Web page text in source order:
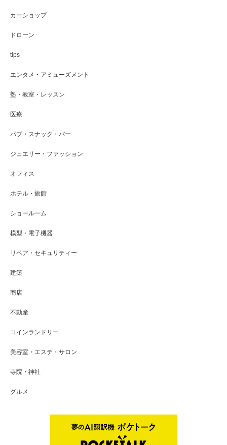
カーショップ
ドローン
tips
エンタメ・アミューズメント
塾・教室・レッスン
医療
パブ・スナック・バー
ジュエリー・ファッション
オフィス
ホテル・旅館
ショールーム
模型・電子機器
リペア・セキュリティー
建築
商店
不動産
コインランドリー
美容室・エステ・サロン
寺院・神社
グルメ